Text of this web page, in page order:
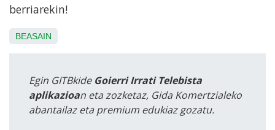
berriarekin!
BEASAIN
Egin GITBkide Goierri Irrati Telebista
aplikazioan eta zozketaz, Gida Komertzialeko
abantailaz eta premium edukiaz gozatu.